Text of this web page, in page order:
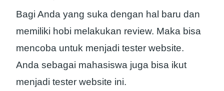
Bagi Anda yang suka dengan hal baru dan
memiliki hobi melakukan review. Maka bisa
mencoba untuk menjadi tester website.
Anda sebagai mahasiswa juga bisa ikut
menjadi tester website ini.